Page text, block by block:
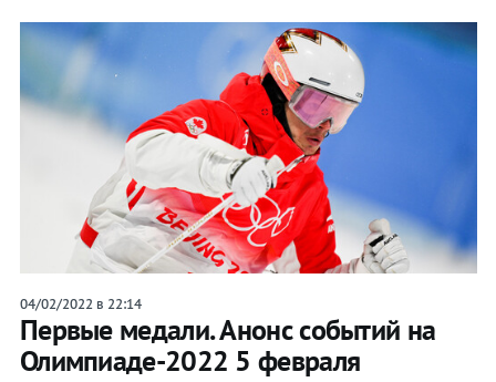
04/02/2022 в 22:14
Первые медали. Анонс событий на
Олимпиаде-2022 5 февраля